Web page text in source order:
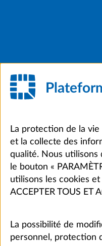
La protection de la
et la collecte des
qualité. Nous utilisons
le bouton «
utilisons les cookies
ACCEPTER TOUS ET
La possibilité de
personnel, protection